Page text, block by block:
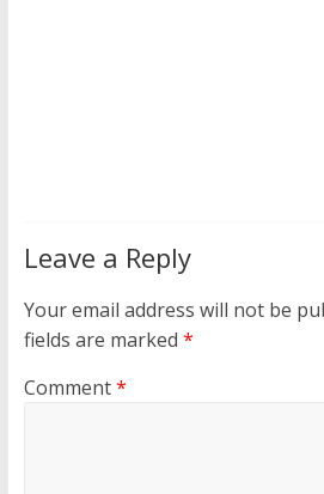
Leave a Reply
Your email address will not be
fields are marked *
Comment*